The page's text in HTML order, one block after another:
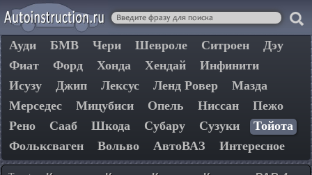
Ауди БМВ Чери Шевроле Ситроен
Дэу
Фиат
Форд Хонда Хендай
Инфинити
Исузу
Джип Лексус Ленд Ровер
Мазда
Мерседес
Мицубиси Опель Ниссан
Пежо
Рено
Сааб Шкода Субару Сузуки
Тойота
Фольксваген
Вольво АвтоВАЗ Интересное